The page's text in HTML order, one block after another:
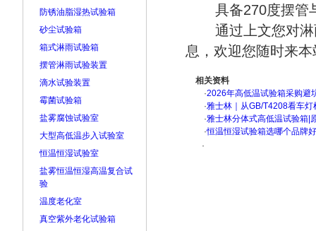
防锈油脂湿热试验箱
砂尘试验箱
箱式淋雨试验箱
摆管淋雨试验装置
滴水试验装置
霉菌试验箱
盐雾腐蚀试验室
大型高低温步入试验室
恒温恒湿试验室
盐雾恒温恒湿高温复合试
验
温度老化室
真空紫外老化试验箱
具备270度摆管
通过上文您对
息，欢迎您随时来
相关资料
·2026年高低温试验箱采购
·雅士林｜从GB/T4208看车
·雅士林分体式高低温试验箱|
·恒温恒湿试验箱选哪个品牌
·